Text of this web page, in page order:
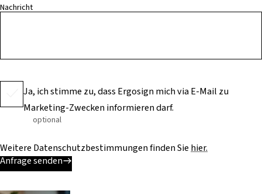
Nachricht
Ja, ich stimme zu, dass Ergosign mich via E-Mail zu
Marketing-Zwecken informieren darf.
optional
Weitere Datenschutzbestimmungen finden Sie hier.
Anfrage senden